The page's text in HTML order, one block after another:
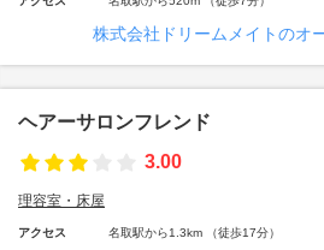
株式会社ドリームメイトのオ
ヘアーサロンフレンド
3.00
理容室・床屋
アクセス 名取駅から1.3km （徒歩17分）